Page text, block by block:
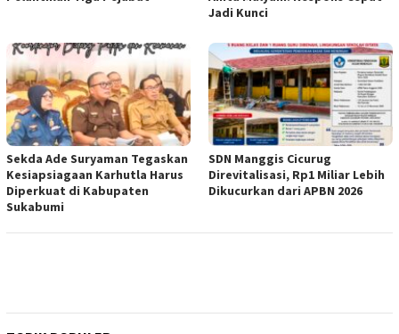
Jadi Kunci
Sekda Ade Suryaman Tegaskan
Kesiapsiagaan Karhutla Harus
Diperkuat di Kabupaten
Sukabumi
SDN Manggis Cicurug
Direvitalisasi, Rp1 Miliar Lebih
Dikucurkan dari APBN 2026